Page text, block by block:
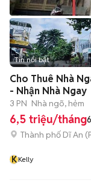
Tin nổi bật
Cho Thuê Nhà
- Nhận Nhà Ngay
3 PN Nhà ngõ, hẻm
6,5 triệu/tháng
Thành phố Dĩ An (
KKelly